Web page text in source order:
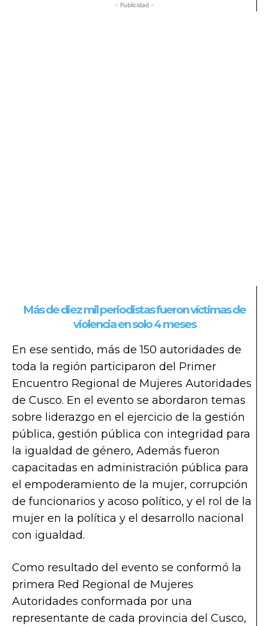
- Publicidad -
Más de diez mil periodistas fueron víctimas de
violencia en solo 4 meses
En ese sentido, más de 150 autoridades de
toda la región participaron del Primer
Encuentro Regional de Mujeres Autoridades
de Cusco. En el evento se abordaron temas
sobre liderazgo en el ejercicio de la gestión
pública, gestión pública con integridad para
la igualdad de género, Además fueron
capacitadas en administración pública para
el empoderamiento de la mujer, corrupción
de funcionarios y acoso político, y el rol de la
mujer en la política y el desarrollo nacional
con igualdad.
Como resultado del evento se conformó la
primera Red Regional de Mujeres
Autoridades conformada por una
representante de cada provincia del Cusco,